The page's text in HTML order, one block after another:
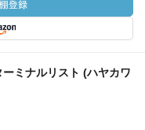
ミナルリスト (ハヤカワ